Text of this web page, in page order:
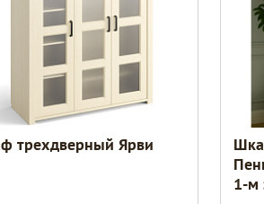
трехдверный Ярви
1-м